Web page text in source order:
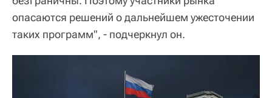
опасаются решений о дальнейшем ужесточении
таких программ", - подчеркнул он.